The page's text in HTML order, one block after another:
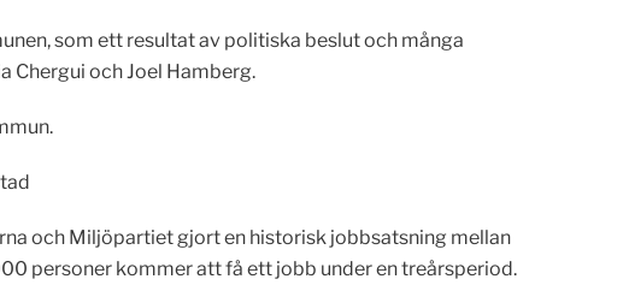
som ett resultat av politiska beslut och många
Chergui och Joel Hamberg.
och Miljöpartiet gjort en historisk jobbsatsning mellan
personer kommer att få ett jobb under en treårsperiod.